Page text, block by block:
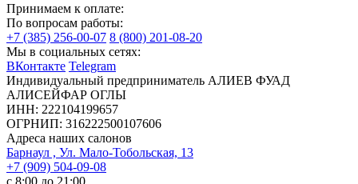
Принимаем к оплате:
По вопросам работы:
+7 (385) 256-00-07 8 (800) 201-08-20
Мы в социальных сетях:
ВКонтакте Telegram
Индивидуальный предприниматель АЛИЕВ ФУАД
АЛИСЕЙФАР ОГЛЫ
ИНН: 222104199657
ОГРНИП: 316222500107606
Адреса наших салонов
Барнаул , Ул. Мало-Тобольская, 13
+7 (909) 504-09-08
с 8:00 до 21:00